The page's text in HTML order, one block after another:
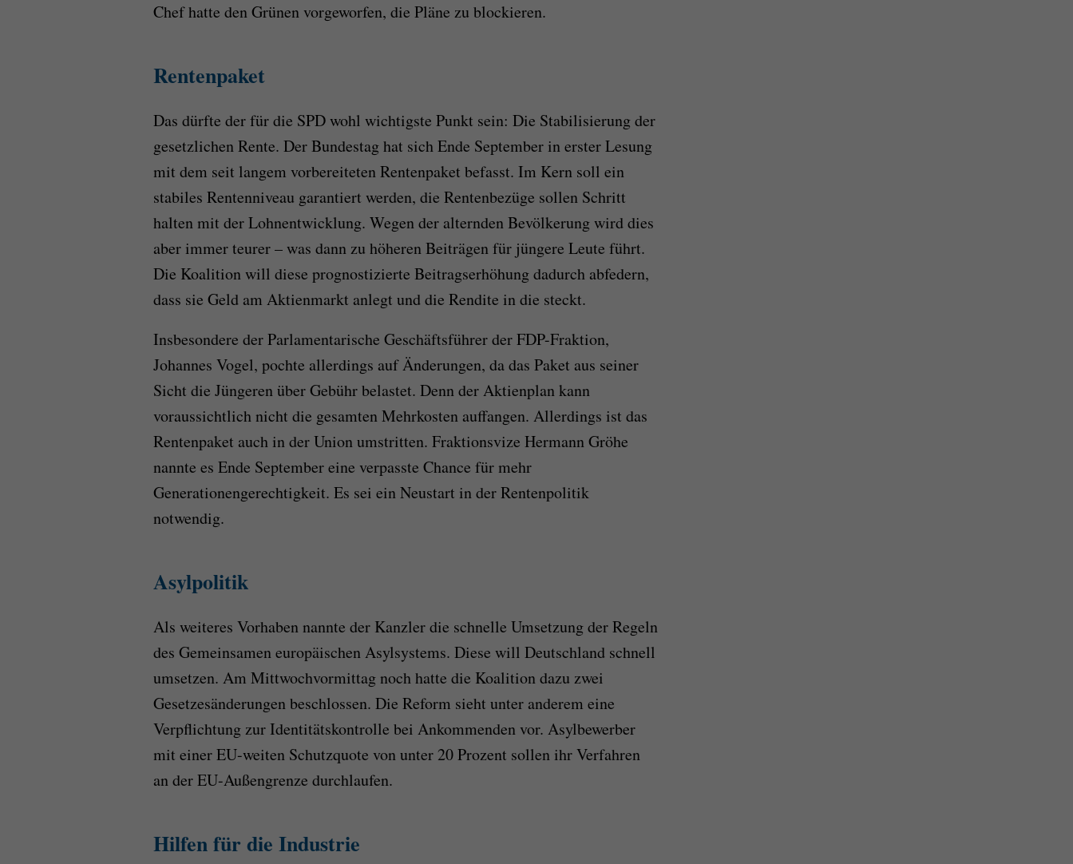
Chef hatte den Grünen vorgeworfen, die Pläne zu blockieren.
Rentenpaket
Das dürfte der für die SPD wohl wichtigste Punkt sein: Die Stabilisierung der
gesetzlichen Rente. Der Bundestag hat sich Ende September in erster Lesung
mit dem seit langem vorbereiteten Rentenpaket befasst. Im Kern soll ein
stabiles Rentenniveau garantiert werden, die Rentenbezüge sollen Schritt
halten mit der Lohnentwicklung. Wegen der alternden Bevölkerung wird dies
aber immer teurer – was dann zu höheren Beiträgen für jüngere Leute führt.
Die Koalition will diese prognostizierte Beitragserhöhung dadurch abfedern,
dass sie Geld am Aktienmarkt anlegt und die Rendite in die steckt.
Insbesondere der Parlamentarische Geschäftsführer der FDP-Fraktion,
Johannes Vogel, pochte allerdings auf Änderungen, da das Paket aus seiner
Sicht die Jüngeren über Gebühr belastet. Denn der Aktienplan kann
voraussichtlich nicht die gesamten Mehrkosten auffangen. Allerdings ist das
Rentenpaket auch in der Union umstritten. Fraktionsvize Hermann Gröhe
nannte es Ende September eine verpasste Chance für mehr
Generationengerechtigkeit. Es sei ein Neustart in der Rentenpolitik
notwendig.
Asylpolitik
Als weiteres Vorhaben nannte der Kanzler die schnelle Umsetzung der Regeln
des Gemeinsamen europäischen Asylsystems. Diese will Deutschland schnell
umsetzen. Am Mittwochvormittag noch hatte die Koalition dazu zwei
Gesetzesänderungen beschlossen. Die Reform sieht unter anderem eine
Verpflichtung zur Identitätskontrolle bei Ankommenden vor. Asylbewerber
mit einer EU-weiten Schutzquote von unter 20 Prozent sollen ihr Verfahren
an der EU-Außengrenze durchlaufen.
Hilfen für die Industrie